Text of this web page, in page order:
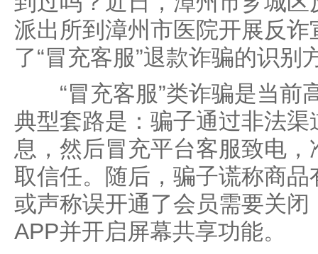
派出所到漳州市医院开展反
了“冒充客服”退款诈骗的识别
“冒充客服”类诈骗是当前
典型套路是：骗子通过非法
息，然后冒充平台客服致电
取信任。随后，骗子谎称商
或声称误开通了会员需要关
APP并开启屏幕共享功能。